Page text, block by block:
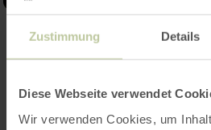
Zustimmung Details
Diese Webseite verwendet
Wir verwenden Cookies, um
Contact